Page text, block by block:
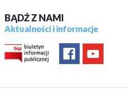
BĄDŹ Z NAMI
Aktualności i informacje